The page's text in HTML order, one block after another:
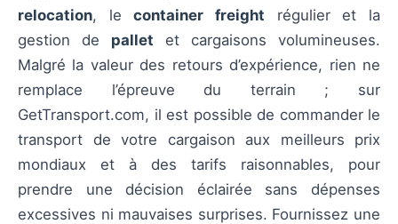
relocation, lecontainer freight régulier et la
gestion de pallet et cargaisons volumineuses.
Malgré la valeur des retours d’expérience, rien ne
remplace l’épreuve du terrain ; sur
GetTransport.com, il est possible de commander le
transport de votre cargaison aux meilleurs prix
mondiaux et à des tarifs raisonnables, pour
prendre une décision éclairée sans dépenses
excessives ni mauvaises surprises. Fournissez une